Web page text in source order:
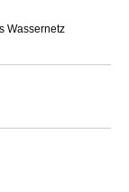
Wassernetz